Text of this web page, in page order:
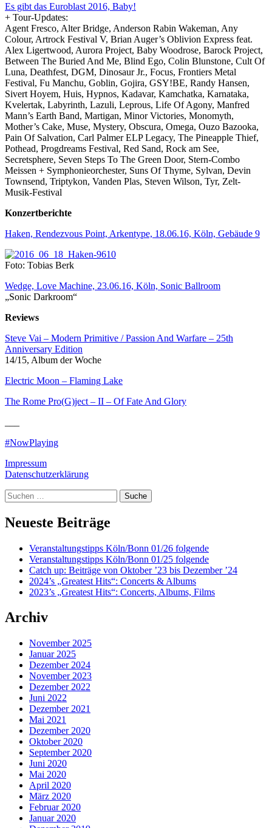
Es gibt das Euroblast 2016, Baby!
+ Tour-Updates:
Agent Fresco, Alter Bridge, Anderson Rabin Wakeman, Any
Colour, Artrock Festival V, Brian Auger’s Oblivion Express feat.
Alex Ligertwood, Aurora Project, Baby Woodrose, Barock Project,
Between The Buried And Me, Blind Ego, Colin Blunstone, Cult Of
Luna, Deathfest, DGM, Dinosaur Jr., Focus, Frontiers Metal
Festival, Fu Manchu, Goblin, Gojira, GSY!BE, Randy Hansen,
Sivert Hoyem, Huis, Hypnos, Kadavar, Kamchatka, Karnataka,
Kvelertak, Labyrinth, Lazuli, Leprous, Life Of Agony, Manfred
Mann’s Earth Band, Martigan, Minor Victories, Monomyth,
Mother’s Cake, Muse, Mystery, Obscura, Omega, Ouzo Bazooka,
Pain Of Salvation, Carl Palmer ELP Legacy, The Pineapple Thief,
Pothead, Progdreams Festival, Red Sand, Rock am See,
Secretsphere, Seven Steps To The Green Door, Stern-Combo
Meissen + Symphonieorchester, Suns Of Thyme, Sylvan, Devin
Townsend, Triptykon, Vanden Plas, Steven Wilson, Tyr, Zelt-
Musik-Festival
Konzertberichte
Haken, Rendezvous Point, Arkentype, 18.06.16, Köln, Gebäude 9
Foto: Tobias Berk
Wedge, Love Machine, 23.06.16, Köln, Sonic Ballroom
„Sonic Darkroom“
Reviews
Steve Vai – Modern Primitive / Passion And Warfare – 25th
Anniversary Edition
14/15, Album der Woche
Electric Moon – Flaming Lake
The Rome Pro(G)ject – II – Of Fate And Glory
#NowPlaying
Impressum
Datenschutzerklärung
Suche
Neueste Beiträge
Veranstaltungstipps Köln/Bonn 01/26 folgende
Veranstaltungstipps Köln/Bonn 01/25 folgende
Catch up: Beiträge von Oktober ’23 bis Dezember ’24
2024’s „Greatest Hits“: Concerts & Albums
2023’s „Greatest Hits“: Concerts, Albums, Films
Archiv
November 2025
Januar 2025
Dezember 2024
November 2023
Dezember 2022
Juni 2022
Dezember 2021
Mai 2021
Dezember 2020
Oktober 2020
September 2020
Juni 2020
Mai 2020
April 2020
März 2020
Februar 2020
Januar 2020